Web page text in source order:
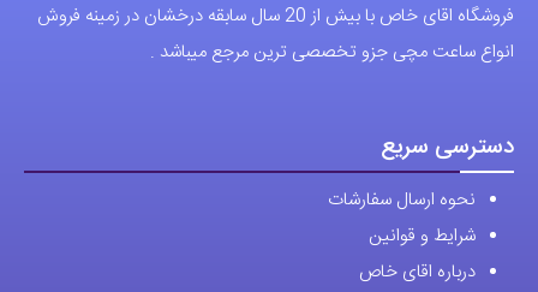
فروشگاه اقای خاص با بیش از 20 سال سابقه درخشان در زمینه فروش
انواع ساعت مچی جزو تخصصی ترین مرجع میباشد .
دسترسی سریع
نحوه ارسال سفارشات
شرایط و قوانین
درباره اقای خاص